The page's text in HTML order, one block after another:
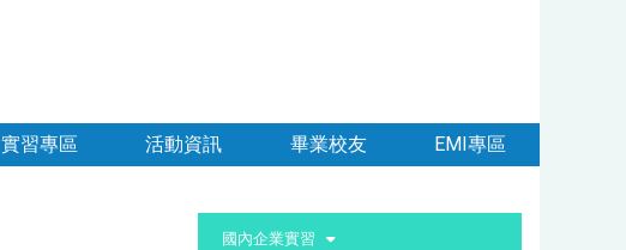
實習專區 活動資訊 畢業校友 EMI專區
國內企業實習